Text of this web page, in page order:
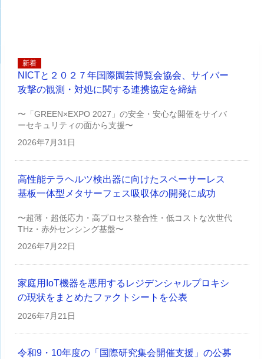
新着
NICTと２０２７年国際園芸博覧会協会、サイバー
攻撃の観測・対処に関する連携協定を締結
〜「GREEN×EXPO 2027」の安全・安心な開催をサイバ
ーセキュリティの面から支援〜
2026年7月31日
高性能テラヘルツ検出器に向けたスペーサーレス
基板一体型メタサーフェス吸収体の開発に成功
〜超薄・超低応力・高プロセス整合性・低コストな次世代
THz・赤外センシング基盤〜
2026年7月22日
家庭用IoT機器を悪用するレジデンシャルプロキシ
の現状をまとめたファクトシートを公表
2026年7月21日
令和9・10年度の「国際研究集会開催支援」の公募